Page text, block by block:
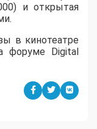
и открытая
в кинотеатре
форуме Digital